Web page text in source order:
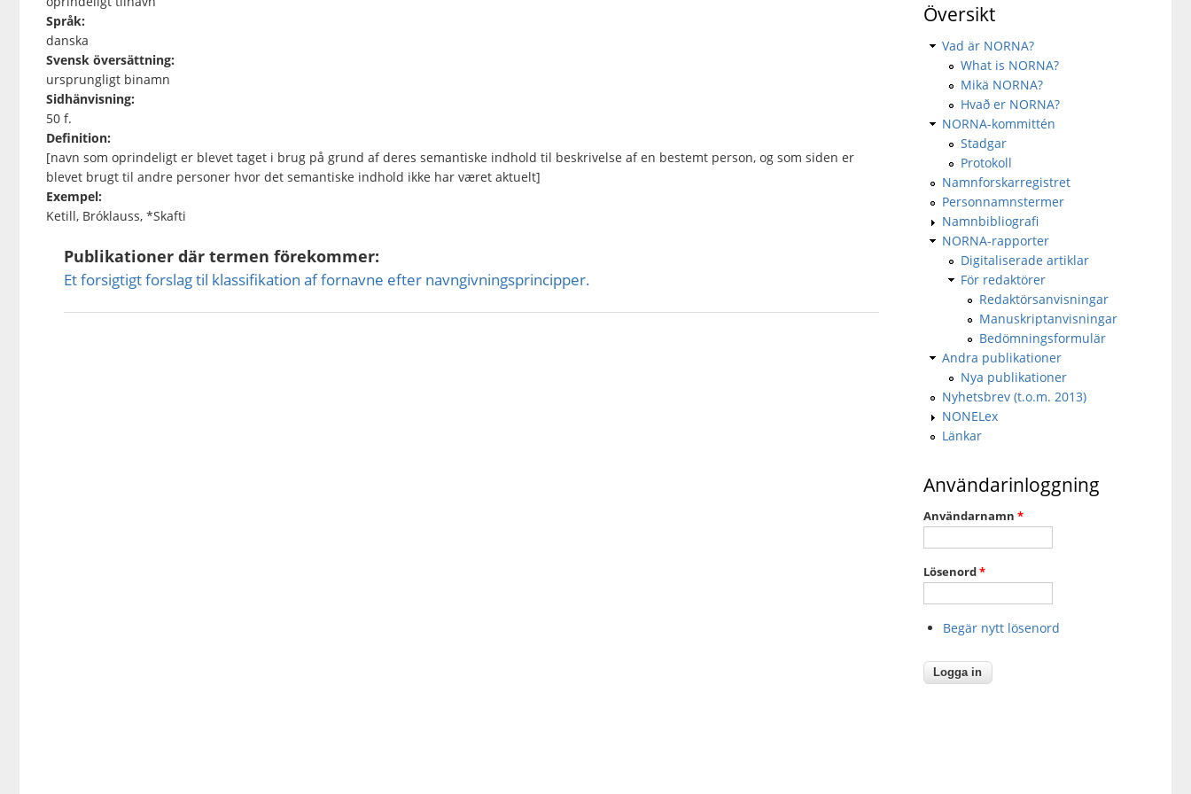
Språk:
danska
Svensk översättning:
ursprungligt binamn
Sidhänvisning:
50 f.
Definition:
[navn som oprindeligt er blevet taget i brug på grund af deres semantiske indhold til beskrivelse af en bestemt person, og som siden er
blevet brugt til andre personer hvor det semantiske indhold ikke har været aktuelt]
Exempel:
Ketill, Bróklauss, *Skafti
Publikationer där termen förekommer:
Et forsigtigt forslag til klassifikation af fornavne efter navn­givningsprincipper.
Översikt
Vad är NORNA?
What is NORNA?
Mikä NORNA?
Hvað er NORNA?
NORNA-kommittén
Stadgar
Protokoll
Namnforskarregistret
Personnamnstermer
Namnbibliografi
NORNA-rapporter
Digitaliserade artiklar
För redaktörer
Redaktörsanvisningar
Manuskriptanvisningar
Bedömningsformulär
Andra publikationer
Nya publikationer
Nyhetsbrev (t.o.m. 2013)
NONELex
Länkar
Användarinloggning
Användarnamn *
Lösenord*
Begär nytt lösenord